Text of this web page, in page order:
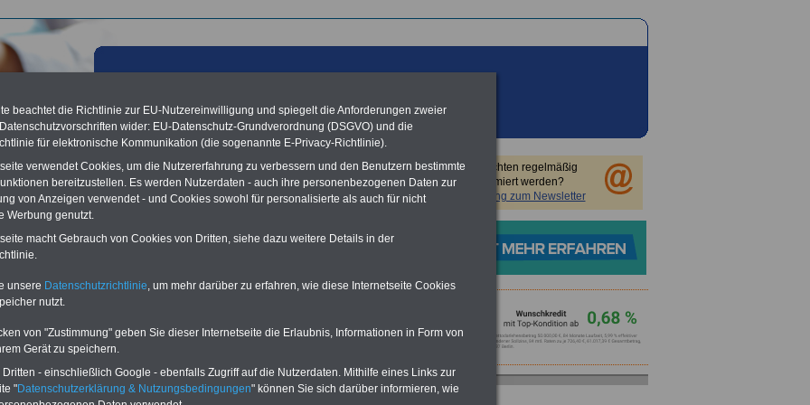
aus der öffentlichen Verwaltung: Tarif- und
für die Länder und Kommunen; 19.01.2013
Vorteile für den
öffentlichen Dienst
und sparen:
Vergleich Gesetzliche
-
Sie möchten regelmäßig
informiert werden?
Anmeldung zum Newsletter
beachtet die Richtlinie zur EU-Nutzereinwilligung und spiegelt die Anforderungen zweier
wider: EU-Datenschutz-Grundverordnung (DSGVO) und die
für elektronische Kommunikation (die sogenannte E-Privacy-Richtlinie).
verwendet Cookies, um die Nutzererfahrung zu verbessern und den Benutzern bestimmte
bereitzustellen. Es werden Nutzerdaten - auch ihre personenbezogenen Daten zur
von Anzeigen verwendet - und Cookies sowohl für personalisierte als auch für nicht
Werbung genutzt.
macht Gebrauch von Cookies von Dritten, siehe dazu weitere Details in der
unsere Datenschutzrichtlinie, um mehr darüber zu erfahren, wie diese Internetseite Cookies
nutzt.
von "Zustimmung" geben Sie dieser Internetseite die Erlaubnis, Informationen in Form von
Gerät zu speichern.
- einschließlich Google - ebenfalls Zugriff auf die Nutzerdaten. Mithilfe eines Links zur
"Datenschutzerklärung & Nutzungsbedingungen" können Sie sich darüber informieren, wie